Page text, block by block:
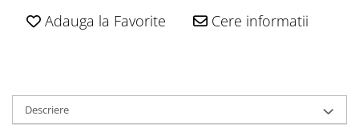
Adauga la Favorite Cere informatii
Descriere